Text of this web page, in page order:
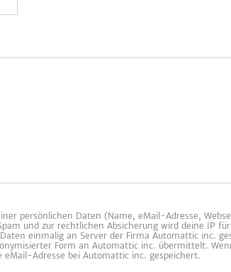
persönlichen Daten (Name, eMail-Adresse,
und zur rechtlichen Absicherung wird deine IP
einmalig an Server der Firma Automattic inc.
Form an Automattic inc. übermittelt.
Adresse bei Automattic inc. gespeichert.